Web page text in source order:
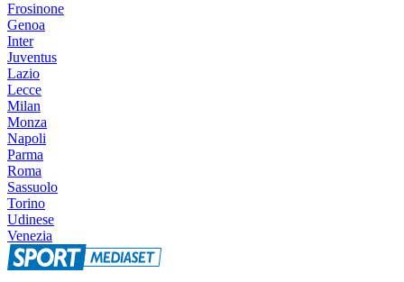
Frosinone
Genoa
Inter
Juventus
Lazio
Lecce
Milan
Monza
Napoli
Parma
Roma
Sassuolo
Torino
Udinese
Venezia